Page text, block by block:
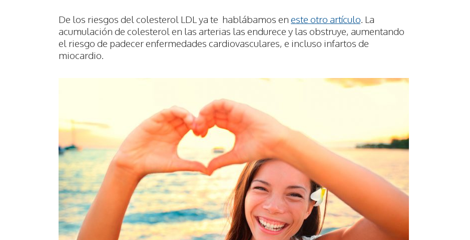
De los riesgos del colesterol LDL ya te hablábamos en este otro artículo. La
acumulación de colesterol en las arterias las endurece y las obstruye, aumentando
el riesgo de padecer enfermedades cardiovasculares, e incluso infartos de
miocardio.